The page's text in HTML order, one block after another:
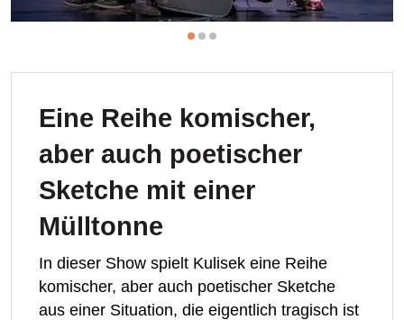
Eine Reihe komischer,
aber auch poetischer
Sketche mit einer
Mülltonne
In dieser Show spielt Kulisek eine Reihe
komischer, aber auch poetischer Sketche
aus einer Situation, die eigentlich tragisch ist